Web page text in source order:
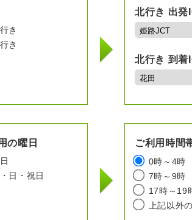
き
き
北行き 出発
北行き 到着
の曜日
日・祝日
ご利用時間
0時～4時
7時～9時
17時～19
上記以外